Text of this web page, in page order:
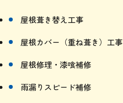
屋根葺き替え工事
屋根カバー（重ね葺き）工事
屋根修理・漆喰補修
雨漏りスピード補修